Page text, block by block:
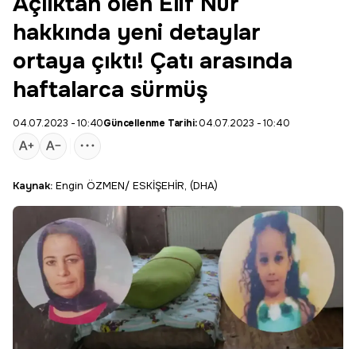
hakkında yeni detaylar
ortaya çıktı! Çatı arasında
haftalarca sürmüş
04.07.2023 - 10:40Güncellenme Tarihi:04.07.2023 - 10:40
Kaynak: Engin ÖZMEN/ ESKİŞEHİR, (DHA)